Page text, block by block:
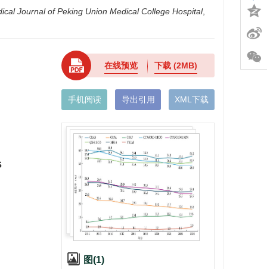
Journal of Peking Union Medical College Hospital,
在线预览 下载(2MB)
手机阅读 导出引用 XML下载
图(1)